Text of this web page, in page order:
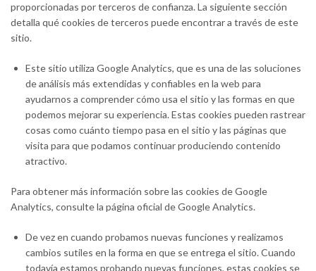
proporcionadas por terceros de confianza. La siguiente sección
detalla qué cookies de terceros puede encontrar a través de este
sitio.
Este sitio utiliza Google Analytics, que es una de las soluciones
de análisis más extendidas y confiables en la web para
ayudarnos a comprender cómo usa el sitio y las formas en que
podemos mejorar su experiencia. Estas cookies pueden rastrear
cosas como cuánto tiempo pasa en el sitio y las páginas que
visita para que podamos continuar produciendo contenido
atractivo.
Para obtener más información sobre las cookies de Google
Analytics, consulte la página oficial de Google Analytics.
De vez en cuando probamos nuevas funciones y realizamos
cambios sutiles en la forma en que se entrega el sitio. Cuando
todavía estamos probando nuevas funciones, estas cookies se